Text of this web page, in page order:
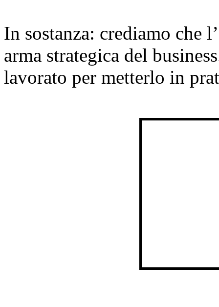
In sostanza: crediamo che
arma strategica del
lavorato per metterlo in